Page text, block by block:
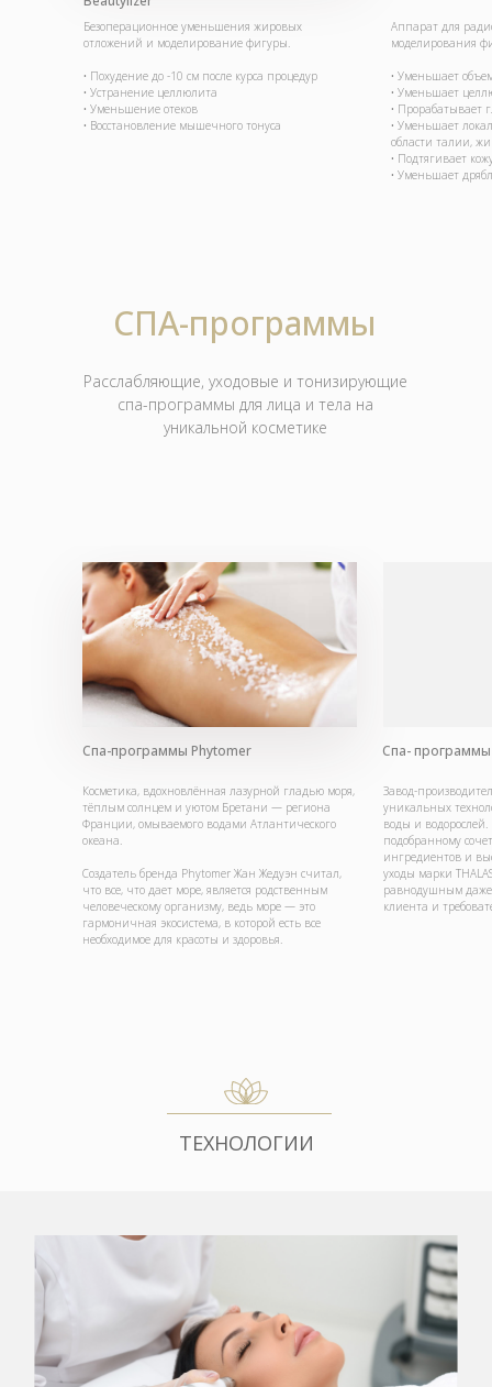
Безоперационное уменьшения жировых
отложений и моделирование фигуры.
• Похудение до -10 см после курса процедур
• Устранение целлюлита
• Уменьшение отеков
• Восстановление мышечного тонуса
Аппарат для
моделирования
• Уменьшает
• Уменьшает
• Прорабатывает
• Уменьшает
области талии,
• Подтягивает
• Уменьшает
СПА-программы
Расслабляющие, уходовые и тонизирующие
спа-программы для лица и тела на
уникальной косметике
Cпа-программы Phytomer
Косметика, вдохновлённая лазурной гладью моря,
тёплым солнцем и уютом Бретани — региона
Франции, омываемого водами Атлантического
океана.
Создатель бренда Phytomer Жан Жедуэн считал,
что все, что дает море, является родственным
человеческому организму, ведь море — это
гармоничная экосистема, в которой есть все
необходимое для красоты и здоровья.
Cпа-
Завод-
уникальных
воды и водорослей.
подобранному
ингредиентов и
уходы марки
равнодушным даже
клиента и
ТЕХНОЛОГИИ